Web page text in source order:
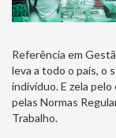
Referência em
leva a todo o país, o
indivíduo. E zela
pelas Normas
Trabalho.